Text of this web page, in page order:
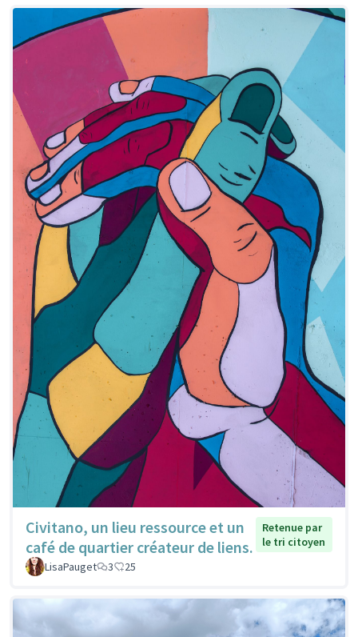
Civitano, un lieu ressource et un
café de quartier créateur de liens.
Retenue par
le tri citoyen
LisaPauget
3 25